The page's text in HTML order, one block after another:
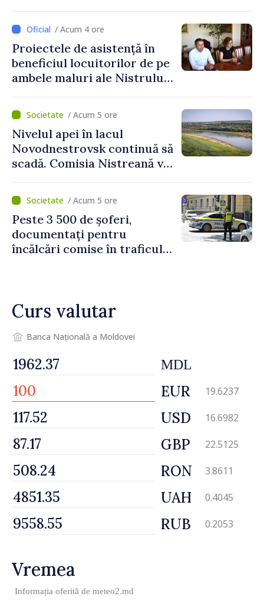
București
/ Acum 4 ore
Proiectele de asistență în
beneficiul locuitorilor de pe
ambele maluri ale Nistrului
viceprim-ministrului cu
reprezentanta rezidentă a
PNUD în Republica Moldova,
Daniela Gasparikova
/ Acum 5 ore
Nivelul apei în lacul
Novodnestrovsk continuă să
scadă. Comisia Nistreană va
/ Acum 5 ore
Peste 3 500 de șoferi,
documentați pentru
încălcări comise în traficul
Curs valutar
Banca Națională a Moldovei
MDL
EUR 19.6237
USD 16.6982
GBP 22.5125
RON 3.8611
UAH 0.4045
RUB 0.2053
Vremea
Informația oferită de meteo2.md